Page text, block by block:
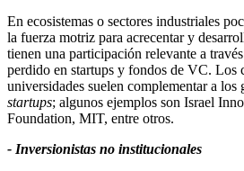
En ecosistemas o sectores industriales
la fuerza motriz para acrecentar y
tienen una participación relevante a
perdido en startups y fondos de VC. Los
universidades suelen complementar a
startups; algunos ejemplos son Israel
Foundation, MIT, entre otros.
- Inversionistas no institucionales